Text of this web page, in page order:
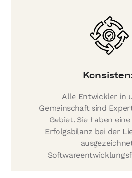
Alle Entwickler in
Gemeinschaft sind
Gebiet. Sie haben
Erfolgsbilanz bei der